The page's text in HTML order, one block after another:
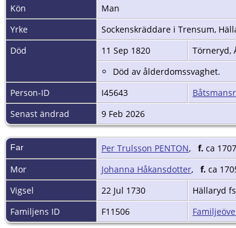
Kön
Man
Yrke
Sockenskräddare i Trensum,
Död
11 Sep 1820 Törneryd,
Död av ålderdomssvaghet.
Person-ID
I45643
Senast ändrad
9 Feb 2026
Far Per Trulsson PENTON, f. ca
Mor
Johanna Håkansdotter, f. ca
Vigsel
22 Jul 1730 Hällaryd
Familjens ID
F11506